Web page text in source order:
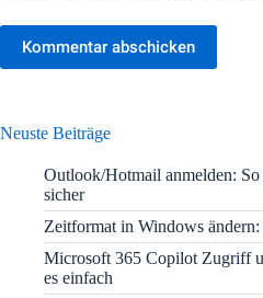
Kommentar abschicken
Neuste Beiträge
Outlook/Hotmail anmelden: So
sicher
Zeitformat in Windows ändern:
Microsoft 365 Copilot Zugriff
es einfach